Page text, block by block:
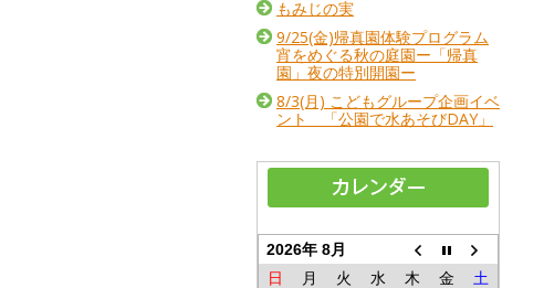
もみじの実
9/25(金)帰真園体験プログラム
宵をめぐる秋の庭園ー「帰真
園」夜の特別開園ー
8/3(月) こどもグループ企画イベ
ント 「公園で水あそびDAY」
2026年 8月
日
月 火 水 木 金
土